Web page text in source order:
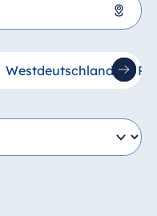
Westdeutschland